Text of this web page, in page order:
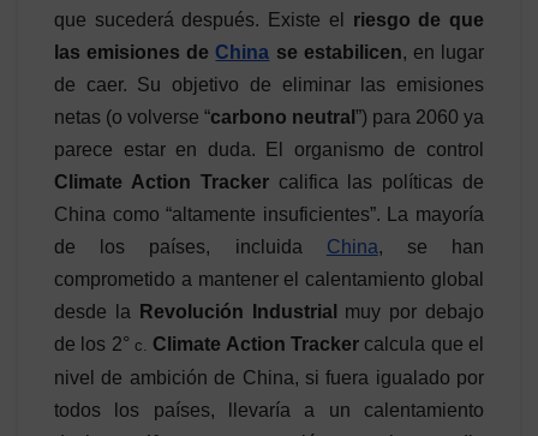
que sucederá después. Existe el riesgo de que
las emisiones de China se estabilicen, en lugar
de caer. Su objetivo de eliminar las emisiones
netas (o volverse “carbono neutral ”) para 2060 ya
parece estar en duda. El organismo de control
Climate Action Trackercalifica las políticas de
China como “altamente insuficientes”. La mayoría
de los países, incluida China, se han
comprometido a mantener el calentamiento global
desde la
Revolución Industrial
muy por debajo
de los 2° c. Climate Action Tracker calcula que el
nivel de ambición de China, si fuera igualado por
todos los países, llevaría a un calentamiento